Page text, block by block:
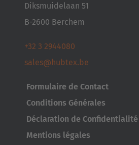
AMERICA
Diksmuidelaan 51
B-2600 Berchem
+32 3 2944080
sales@hubtex.be
Formulaire de Contact
Conditions Générales
Déclaration de Confidentialité
Mentions légales